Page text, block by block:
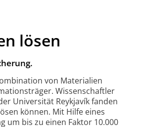
lösen
von Materialien
Wissenschaftler
Universität Reykjavík fanden
können. Mit Hilfe eines
um bis zu einen Faktor 10.000